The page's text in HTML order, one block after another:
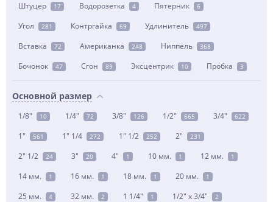
Штуцер 17 Водорозетка 4 Пятерник 6
Угол 281 Контргайка 69 Удлинитель 497
Вставка 72 Американка 248 Ниппель 368
Бочонок 47 Сгон 89 Эксцентрик 10 Пробка 3
Основной размер
1/8" 10 1/4" 72 3/8" 126 1/2" 665 3/4" 622
1" 561 1" 1/4 272 1" 1/2 252 2" 231
2" 1/2 24 3" 20 4" 1 10 мм. 1 12 мм. 1
14 мм. 1 16 мм. 1 18 мм. 1 20 мм. 1
25 мм. 4 32 мм. 2 1 1/4" 1 1/2" x 3/4" 2